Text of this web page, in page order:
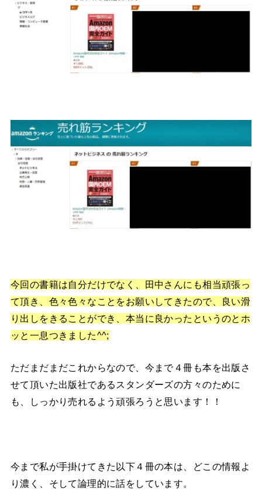
今回の書籍は自分だけでなく、田中さんにも相当頑張っ
て頂き、色々色々なことをお願いしてきたので、良い滑
り出しをきることができ、本当に良かったというのとホ
ッと一息つきました^^;
ただまだまだこれからなので、今まで４冊も本を出版さ
せて頂いた出版社であるスタンダーズの方々のために
も、しっかり売れるよう頑張ろうと思います！！
今まで私が手掛けてきた以下４冊の本は、どこの情報よ
り濃く、そして論理的に話をしています。